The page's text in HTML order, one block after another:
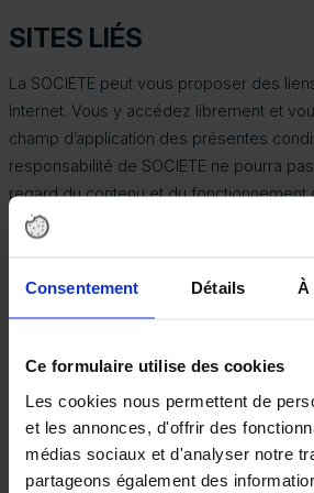
Consentement Détails À
Ce formulaire utilise des cookies
Les cookies nous permettent de
et les annonces, d'offrir des
médias sociaux et d'analyser notre
partageons également des
SITES LIÉS
La SOCIETE peut vous proposer des
Internet. Vous y accédez librement et
champ d’application des présentes
responsabilité de SOCIETE ne pourra
regard du contenu et du fonctionnement
La responsabilité de la SOCIETE ne
recherchée en cas de
causés au système informatique du
piratage de son site ou virus transportés
de ses partenaires techniques.